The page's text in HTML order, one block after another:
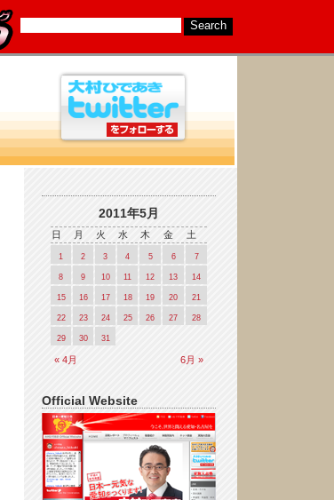
2011年5月
日 月 火 水 木 金 土
« 4月 6月 »
1 2 3 4 5 6 7
8 9 10 11 12 13 14
15 16 17 18 19 20 21
22 23 24 25 26 27 28
29 30 31
Official Website